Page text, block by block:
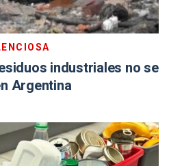
industriales no se
Argentina